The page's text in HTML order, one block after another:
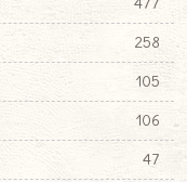
258
105
106
47